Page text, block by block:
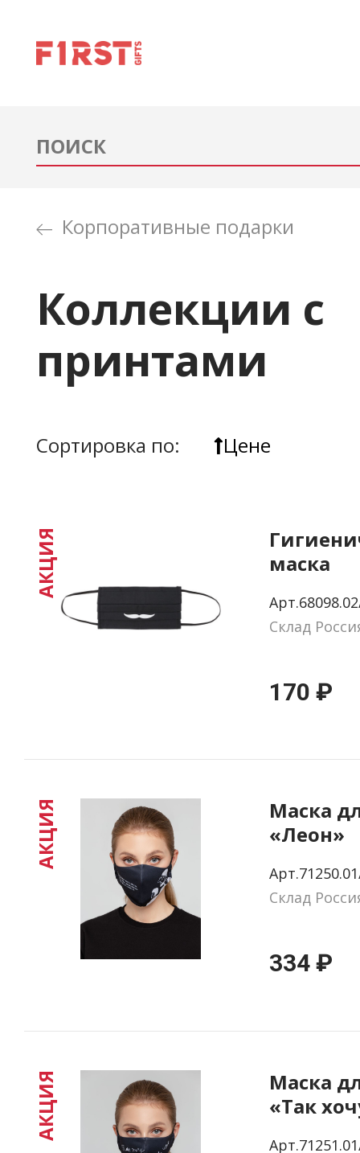
Корпоративные подарки
Коллекции с
принтами
Сортировка по: Цене
маска
Склад
170 ₽
АКЦИЯ
Маска
«Леон»
Склад
334 ₽
АКЦИЯ
Маска
«Так
АКЦИЯ